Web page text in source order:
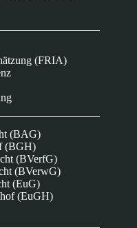
(FRIA)
(BAG)
(BGH)
(BVerfG)
(BVerwG)
(EuG)
(EuGH)